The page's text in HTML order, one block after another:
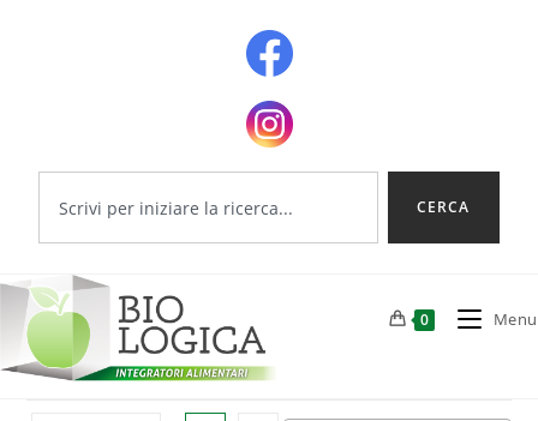
CERCA
0 Menu